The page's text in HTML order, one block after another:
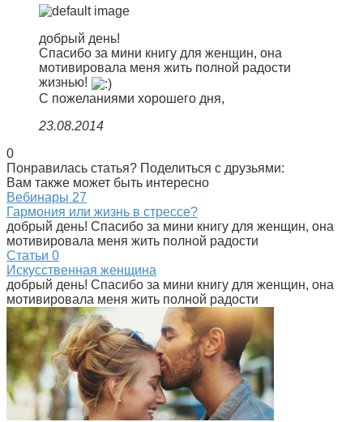
добрый день!
Спасибо за мини книгу для женщин, она
мотивировала меня жить полной радости
жизнью!
С пожеланиями хорошего дня,
23.08.2014
0
Понравилась статья? Поделиться с друзьями:
Вам также может быть интересно
Вебинары 27
Гармония или жизнь в стрессе?
добрый день! Спасибо за мини книгу для женщин, она
мотивировала меня жить полной радости
Статьи 0
Искусственная женщина
добрый день! Спасибо за мини книгу для женщин, она
мотивировала меня жить полной радости